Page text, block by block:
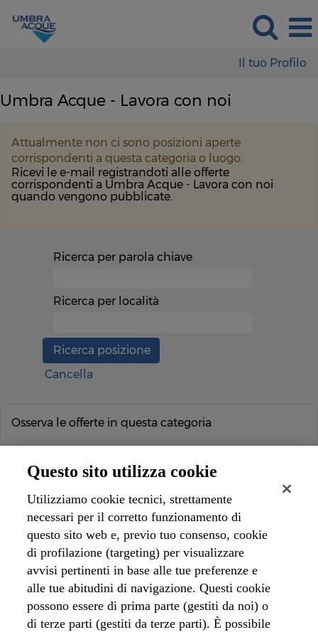
Il tuo Profilo
Umbra Acque - Lavora con noi
Attualmente non ci sono posizioni aperte
corrispondenti a questa categoria o luogo.
Ricevi le e-mail registrandoti alle offerte
corrispondenti a Umbra Acque - Lavora con noi
quando vengono pubblicate.
Ricerca per parola chiave
Ricerca per località
Cancella
Osserva le offerte in questa categoria
avviso:
Questo sito utilizza cookie
Utilizziamo cookie tecnici, strettamente
necessari per il corretto funzionamento di
questo sito web e, previo tuo consenso, cookie
di profilazione (targeting) per visualizzare
avvisi pertinenti in base alle tue preferenze e
alle tue abitudini di navigazione. Questi cookie
possono essere di prima parte (gestiti da noi) o
di terze parti (gestiti da terze parti). È possibile